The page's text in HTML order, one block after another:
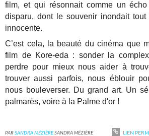
film, et qui résonnait comme un
disparu, dont le souvenir inondait
innocente.
C’est cela, la beauté du cinéma que
film de Kore-eda : sonder la
perdre pour mieux nous aider à
trouver aussi parfois, nous éblouir
nous bouleverser. Du grand art. Un
palmarès, voire à la Palme d'or !
PARSANDRA MÉZIÈRESANDRA MÉZIÈRE LIEN